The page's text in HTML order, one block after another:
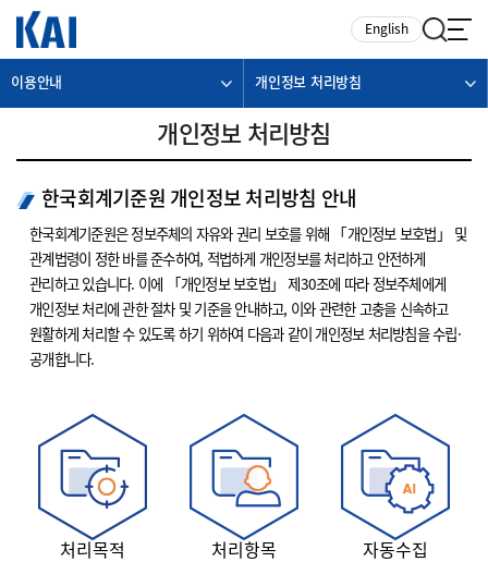
English
이용안내 개인정보 처리방침
개인정보 처리방침
한국회계기준원 개인정보 처리방침 안내
한국회계기준원은 정보주체의 자유와 권리 보호를 위해 「개인정보 보호법」 및
관계법령이 정한 바를 준수하여, 적법하게 개인정보를 처리하고 안전하게
관리하고 있습니다. 이에 「개인정보 보호법」 제30조에 따라 정보주체에게
개인정보 처리에 관한 절차 및 기준을 안내하고, 이와 관련한 고충을 신속하고
원활하게 처리할 수 있도록 하기 위하여 다음과 같이 개인정보 처리방침을 수립·
공개합니다.
처리목적 처리항목 자동수집